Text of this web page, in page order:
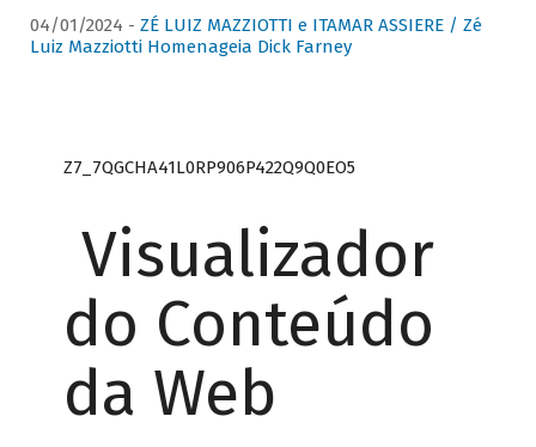
04/01/2024 - ZÉ LUIZ MAZZIOTTI e ITAMAR ASSIERE / Zé
Luiz Mazziotti Homenageia Dick Farney
Z7_7QGCHA41L0RP906P422Q9Q0EO5
Visualizador
do Conteúdo
da Web